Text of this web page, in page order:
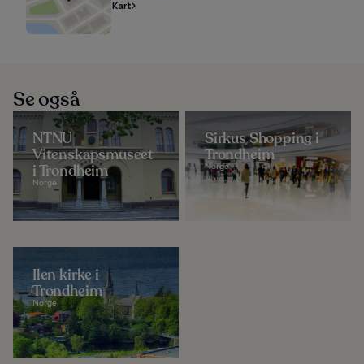
Kart
Se også
NTNU
Vitenskapsmuseet
i Trondheim
Norge
Sirkus Shopping i
Trondheim
Norge
Ilen kirke i
Trondheim
Norge